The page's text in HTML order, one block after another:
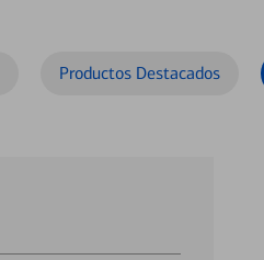
Productos Destacados